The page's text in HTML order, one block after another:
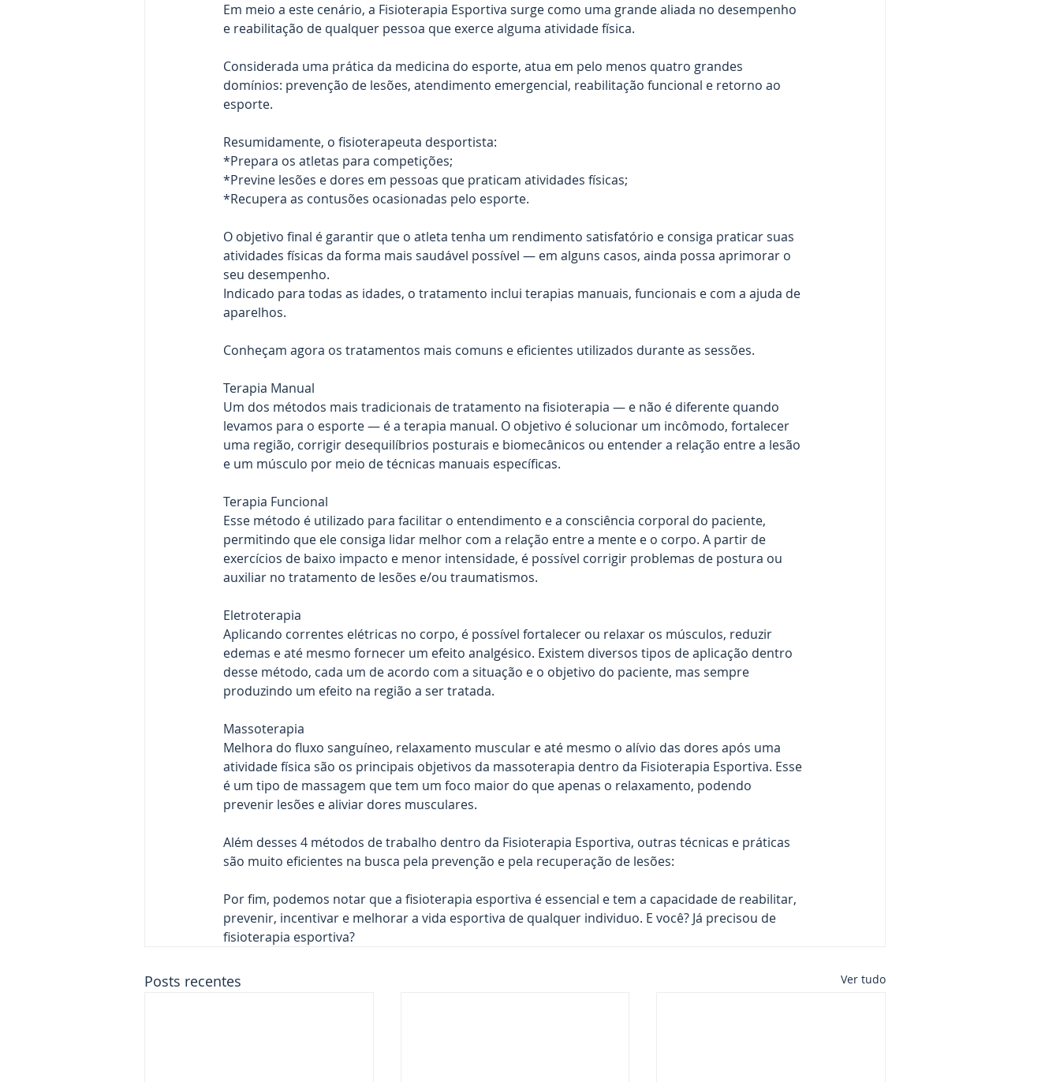
Em meio a este cenário, a Fisioterapia Esportiva surge como uma grande aliada no desempenho
e reabilitação de qualquer pessoa que exerce alguma atividade física.
Considerada uma prática da medicina do esporte, atua em pelo menos quatro grandes
domínios: prevenção de lesões, atendimento emergencial, reabilitação funcional e retorno ao
esporte.
Resumidamente, o fisioterapeuta desportista:
*Prepara os atletas para competições;
*Previne lesões e dores em pessoas que praticam atividades físicas;
*Recupera as contusões ocasionadas pelo esporte.
O objetivo final é garantir que o atleta tenha um rendimento satisfatório e consiga praticar suas
atividades físicas da forma mais saudável possível — em alguns casos, ainda possa aprimorar o
seu desempenho.
Indicado para todas as idades, o tratamento inclui terapias manuais, funcionais e com a ajuda de
aparelhos.
Conheçam agora os tratamentos mais comuns e eficientes utilizados durante as sessões.
Terapia Manual
Um dos métodos mais tradicionais de tratamento na fisioterapia — e não é diferente quando
levamos para o esporte — é a terapia manual. O objetivo é solucionar um incômodo, fortalecer
uma região, corrigir desequilíbrios posturais e biomecânicos ou entender a relação entre a lesão
e um músculo por meio de técnicas manuais específicas.
Terapia Funcional
Esse método é utilizado para facilitar o entendimento e a consciência corporal do paciente,
permitindo que ele consiga lidar melhor com a relação entre a mente e o corpo. A partir de
exercícios de baixo impacto e menor intensidade, é possível corrigir problemas de postura ou
auxiliar no tratamento de lesões e/ou traumatismos.
Eletroterapia
Aplicando correntes elétricas no corpo, é possível fortalecer ou relaxar os músculos, reduzir
edemas e até mesmo fornecer um efeito analgésico. Existem diversos tipos de aplicação dentro
desse método, cada um de acordo com a situação e o objetivo do paciente, mas sempre
produzindo um efeito na região a ser tratada.
Massoterapia
Melhora do fluxo sanguíneo, relaxamento muscular e até mesmo o alívio das dores após uma
atividade física são os principais objetivos da massoterapia dentro da Fisioterapia Esportiva. Esse
é um tipo de massagem que tem um foco maior do que apenas o relaxamento, podendo
prevenir lesões e aliviar dores musculares.
Além desses 4 métodos de trabalho dentro da Fisioterapia Esportiva, outras técnicas e práticas
são muito eficientes na busca pela prevenção e pela recuperação de lesões:
Por fim, podemos notar que a fisioterapia esportiva é essencial e tem a capacidade de reabilitar,
prevenir, incentivar e melhorar a vida esportiva de qualquer individuo. E você? Já precisou de
fisioterapia esportiva?
Posts recentes Ver tudo